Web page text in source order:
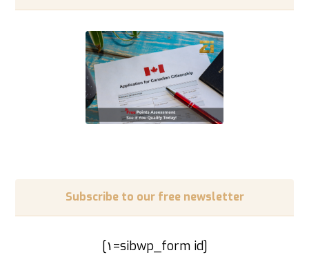
Subscribe to our free newsletter
[sibwp_form id=١]